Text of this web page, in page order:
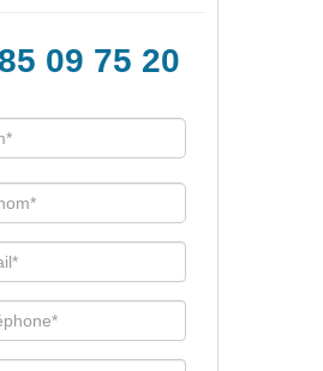
09 75 20